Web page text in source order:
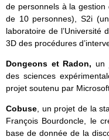
de personnels à la
de 10 personnes), S2i
laboratoire de l’Université
3D des procédures
Dongeons et Radon, un
des sciences
projet soutenu par
Cobuse , un projet de la
François Bourdoncle, le
base de donnée de la